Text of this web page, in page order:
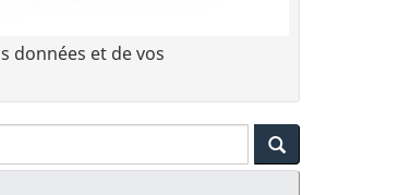
données et de vos